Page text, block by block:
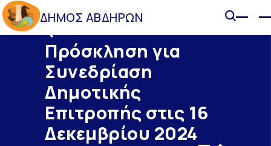
ΔΗΜΟΣ ΑΒΔΗΡΩΝ
Πρόσκληση για
Συνεδρίαση
Δημοτικής
Επιτροπής στις 16
Δεκεμβρίου 2024